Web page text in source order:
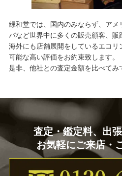
緑和堂では、国内のみならず、アメ
パなど世界中に多くの販売顧客、販
海外にも店舗展開をしているエコリ
可能な高い評価をお約束致します。
是非、他社との査定金額を比べてみ
査定・鑑定料、出
お気軽にご来店・